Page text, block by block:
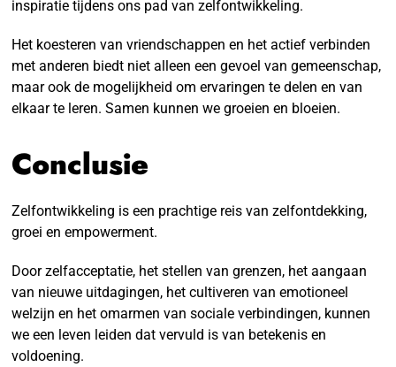
inspiratie tijdens ons pad van zelfontwikkeling.
Het koesteren van vriendschappen en het actief verbinden
met anderen biedt niet alleen een gevoel van gemeenschap,
maar ook de mogelijkheid om ervaringen te delen en van
elkaar te leren. Samen kunnen we groeien en bloeien.
Conclusie
Zelfontwikkeling is een prachtige reis van zelfontdekking,
groei en empowerment.
Door zelfacceptatie, het stellen van grenzen, het aangaan
van nieuwe uitdagingen, het cultiveren van emotioneel
welzijn en het omarmen van sociale verbindingen, kunnen
we een leven leiden dat vervuld is van betekenis en
voldoening.